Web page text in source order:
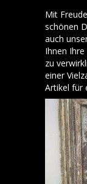
Mit
schönen
auch
Ihnen
zu
einer
Artikel für